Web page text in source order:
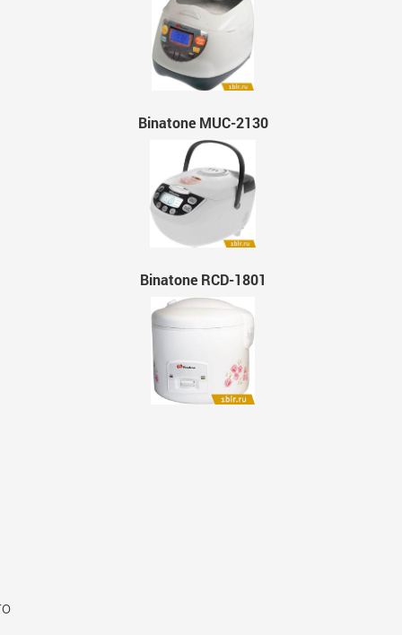
Binatone MUC-2130
Binatone RCD-1801